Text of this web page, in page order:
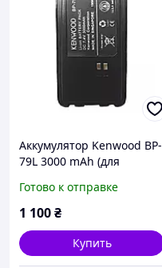
Аккумулятор Kenwood BP-
79L 3000 mAh (для
TH-F9) + поясной зажим
Готово к отправке
1 100₴
Купить